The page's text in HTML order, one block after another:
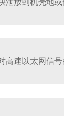
放到机壳地或
速以太网信号